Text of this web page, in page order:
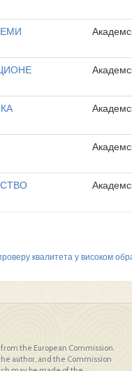
квалитета у високом
the European Commission.
author, and the Commission